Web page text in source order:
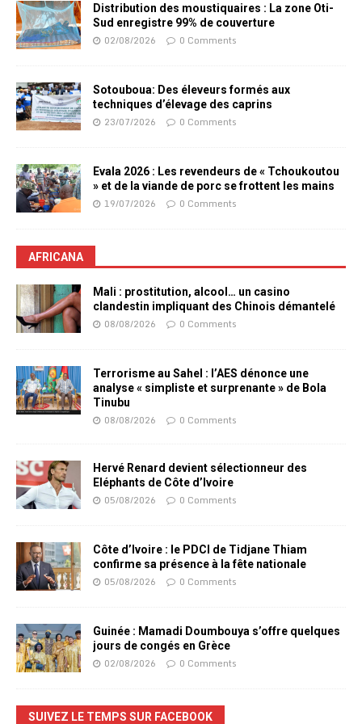
Distribution des moustiquaires : La zone Oti-
Sud enregistre 99% de couverture
02/08/2026 0 Comments
Sotouboua: Des éleveurs formés aux
techniques d’élevage des caprins
23/07/2026 0 Comments
Evala 2026 : Les revendeurs de « Tchoukoutou
» et de la viande de porc se frottent les mains
19/07/2026 0 Comments
AFRICANA
Mali : prostitution, alcool… un casino
clandestin impliquant des Chinois démantelé
08/08/2026 0 Comments
Terrorisme au Sahel : l’AES dénonce une
analyse « simpliste et surprenante » de Bola
Tinubu
08/08/2026 0 Comments
Hervé Renard devient sélectionneur des
Eléphants de Côte d’Ivoire
05/08/2026 0 Comments
Côte d’Ivoire : le PDCI de Tidjane Thiam
confirme sa présence à la fête nationale
05/08/2026 0 Comments
Guinée : Mamadi Doumbouya s’offre quelques
jours de congés en Grèce
02/08/2026 0 Comments
SUIVEZ LE TEMPS SUR FACEBOOK